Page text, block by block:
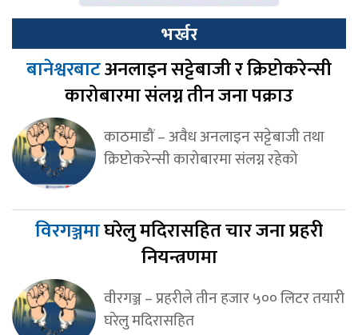
भर्खर
बानेश्वरबाटअनलाइन सट्टेबाजी र क्रिप्टोकरेन्सी
कारोबारमा संलग्न तीन जना पक्राउ
काठमाडौं – अवैध अनलाइन सट्टेबाजी तथा
क्रिप्टोकरेन्सी कारोबारमा संलग्न रहेको
विरगञ्जमाघरेलु मदिरासहित चार जना प्रहरी
नियन्त्रणमा
वीरगञ्ज – प्रहरीले तीन हजार ५०० लिटर तयारी
घरेलु मदिरासहित